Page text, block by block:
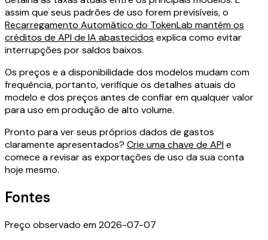
assim que seus padrões de uso forem previsíveis, o
Recarregamento Automático do TokenLab mantém os
créditos de API de IA abastecidos explica como evitar
interrupções por saldos baixos.
Os preços e a disponibilidade dos modelos mudam com
frequência, portanto, verifique os detalhes atuais do
modelo e dos preços antes de confiar em qualquer valor
para uso em produção de alto volume.
Pronto para ver seus próprios dados de gastos
claramente apresentados? Crie uma chave de APIe
comece a revisar as exportações de uso da sua conta
hoje mesmo.
Fontes
Preço observado em 2026-07-07